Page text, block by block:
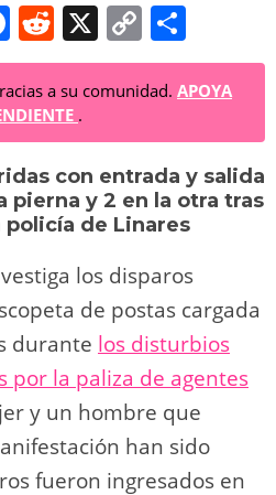
F
a
c
e
b
o
k
R
e
d
di
t
X
C
o
p
y
Li
n
o
m
p
ar
tir
a su comunidad. APOYA
.
con entrada y salida
pierna y 2 en la otra tras
policía de Linares
los disparos
de postas cargada
durante los disturbios
por la paliza de agentes
y un hombre que
han sido
fueron ingresados en